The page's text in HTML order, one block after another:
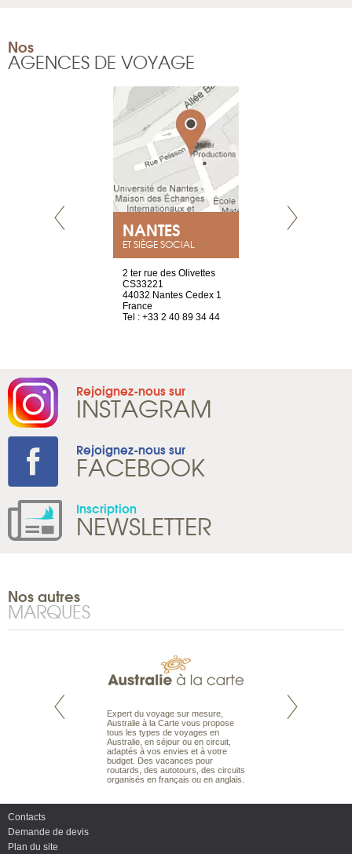
Nos
AGENCES DE VOYAGE
NANTES
ET SIÈGE SOCIAL
2 ter rue des Olivettes
CS33221
44032 Nantes Cedex 1
France
Tel : +33 2 40 89 34 44
Rejoignez-nous sur
INSTAGRAM
Rejoignez-nous sur
FACEBOOK
Inscription
NEWSLETTER
Nos autres
MARQUES
est le spécialiste
Expert du voyage sur mesure,
Australie à la Carte vous propose
tous les types de voyages en
Australie, en séjour ou en circuit,
adaptés à vos envies et à votre
budget. Des vacances pour
routards, des autotours, des circuits
organisés en français ou en anglais.
Parce qu'ils sont
Contacts
Demande de devis
Plan du site